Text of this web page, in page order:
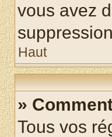
vous avez
Haut
»
Tous vos